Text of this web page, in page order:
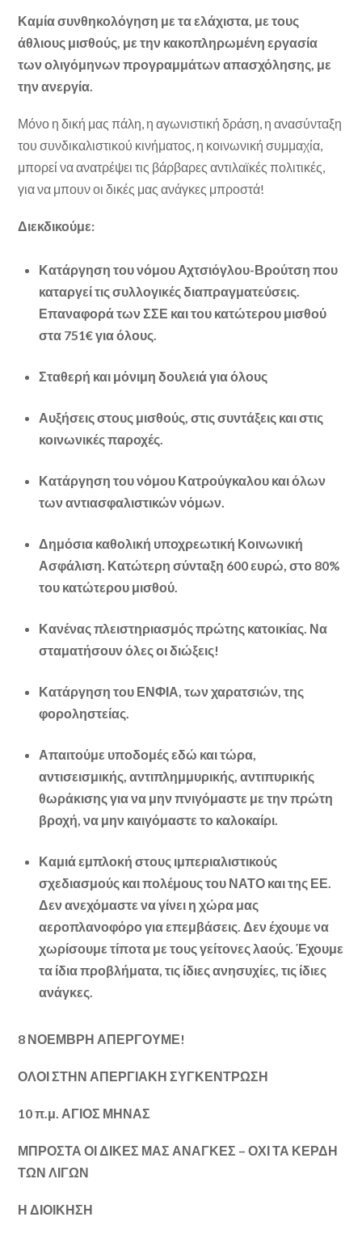
Καμία συνθηκολόγηση με τα ελάχιστα, με τους
άθλιους μισθούς, με την κακοπληρωμένη εργασία
των ολιγόμηνων προγραμμάτων απασχόλησης, με
την ανεργία.
Μόνο η δική μας πάλη, η αγωνιστική δράση, η ανασύνταξη
του συνδικαλιστικού κινήματος, η κοινωνική συμμαχία,
μπορεί να ανατρέψει τις βάρβαρες αντιλαϊκές πολιτικές,
για να μπουν οι δικές μας ανάγκες μπροστά!
Διεκδικούμε:
Κατάργηση του νόμου Αχτσιόγλου-Βρούτση που
καταργεί τις συλλογικές διαπραγματεύσεις.
Επαναφορά των ΣΣΕ και του κατώτερου μισθού
στα 751€ για όλους.
Σταθερή και μόνιμη δουλειά για όλους
Αυξήσεις στους μισθούς, στις συντάξεις και στις
κοινωνικές παροχές.
Κατάργηση του νόμου Κατρούγκαλου και όλων
των αντιασφαλιστικών νόμων.
Δημόσια καθολική υποχρεωτική Κοινωνική
Ασφάλιση. Κατώτερη σύνταξη 600 ευρώ, στο 80%
του κατώτερου μισθού.
Κανένας πλειστηριασμός πρώτης κατοικίας. Να
σταματήσουν όλες οι διώξεις!
Κατάργηση του ΕΝΦΙΑ, των χαρατσιών, της
φοροληστείας.
Απαιτούμε υποδομές εδώ και τώρα,
αντισεισμικής, αντιπλημμυρικής, αντιπυρικής
θωράκισης για να μην πνιγόμαστε με την πρώτη
βροχή, να μην καιγόμαστε το καλοκαίρι.
Καμιά εμπλοκή στους ιμπεριαλιστικούς
σχεδιασμούς και πολέμους του ΝΑΤΟ και της ΕΕ.
Δεν ανεχόμαστε να γίνει η χώρα μας
αεροπλανοφόρο για επεμβάσεις. Δεν έχουμε να
χωρίσουμε τίποτα με τους γείτονες λαούς. Έχουμε
τα ίδια προβλήματα, τις ίδιες ανησυχίες, τις ίδιες
ανάγκες.
8 ΝΟΕΜΒΡΗ ΑΠΕΡΓΟΥΜΕ!
ΟΛΟΙ ΣΤΗΝ ΑΠΕΡΓΙΑΚΗ ΣΥΓΚΕΝΤΡΩΣΗ
10 π.μ. ΑΓΙΟΣ ΜΗΝΑΣ
ΜΠΡΟΣΤΑ ΟΙ ΔΙΚΕΣ ΜΑΣ ΑΝΑΓΚΕΣ – ΟΧΙ ΤΑ ΚΕΡΔΗ
ΤΩΝ ΛΙΓΩΝ
Η ΔΙΟΙΚΗΣΗ